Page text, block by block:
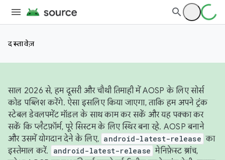
दस्तावेज़
साल 2026 से, हम दूसरी और चौथी तिमाही में AOSP के लिए सोर्स
कोड पब्लिश करेंगे. ऐसा इसलिए किया जाएगा, ताकि हम अपने ट्रंक
स्टेबल डेवलपमेंट मॉडल के साथ काम कर सकें और यह पक्का कर
सकें कि प्लैटफ़ॉर्म, पूरे सिस्टम के लिए स्थिर बना रहे. AOSP बनाने
और उसमें योगदान देने के लिए, android-latest-release का
इस्तेमाल करें.
android-latest-release मेनिफ़ेस्ट ब्रांच,